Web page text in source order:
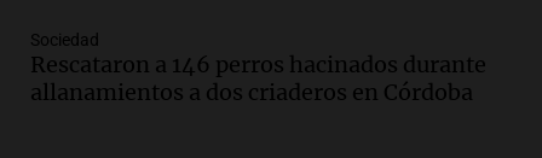
Audio.
en la Sociedad Rural de Bulaya con
actividades para toda la familia
Sociedad
Rescataron a 146 perros hacinados durante
allanamientos a dos criaderos en Córdoba